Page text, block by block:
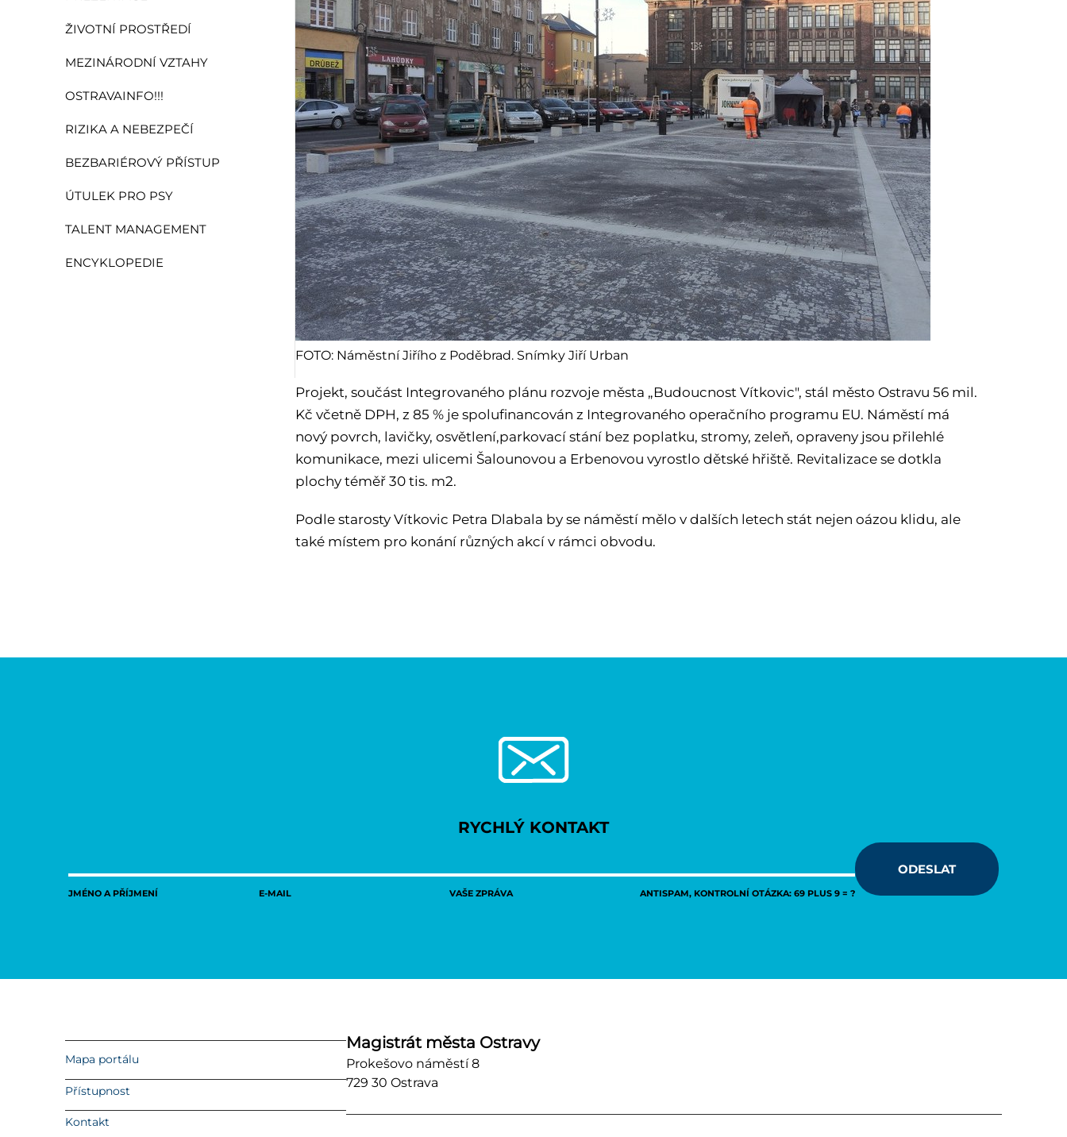
ŽIVOTNÍ PROSTŘEDÍ
MEZINÁRODNÍ VZTAHY
OSTRAVAINFO!!!
RIZIKA A NEBEZPEČÍ
BEZBARIÉROVÝ PŘÍSTUP
ÚTULEK PRO PSY
TALENT MANAGEMENT
ENCYKLOPEDIE
FOTO: Náměstní Jiřího z Poděbrad. Snímky Jiří Urban
Projekt, součást Integrovaného plánu rozvoje města „Budoucnost Vítkovic", stál město Ostravu 56 mil.
Kč včetně DPH, z 85 % je spolufinancován z Integrovaného operačního programu EU. Náměstí má
nový povrch, lavičky, osvětlení,parkovací stání bez poplatku, stromy, zeleň, opraveny jsou přilehlé
komunikace, mezi ulicemi Šalounovou a Erbenovou vyrostlo dětské hřiště. Revitalizace se dotkla
plochy téměř 30 tis. m2.
Podle starosty Vítkovic Petra Dlabala by se náměstí mělo v dalších letech stát nejen oázou klidu, ale
také místem pro konání různých akcí v rámci obvodu.
RYCHLÝ KONTAKT
JMÉNO A PŘÍJMENÍ E-MAIL VAŠE ZPRÁVA ANTISPAM, KONTROLNÍ OTÁZKA: 69 PLUS 9 = ?
ODESLAT
Mapa portálu
Přístupnost
Kontakt
Magistrát města Ostravy
Prokešovo náměstí 8
729 30 Ostrava